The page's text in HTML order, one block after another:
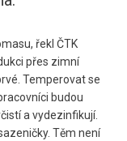
řekl ČTK
přes zimní
Temperovat se
budou
a vydezinfikují.
Těm není